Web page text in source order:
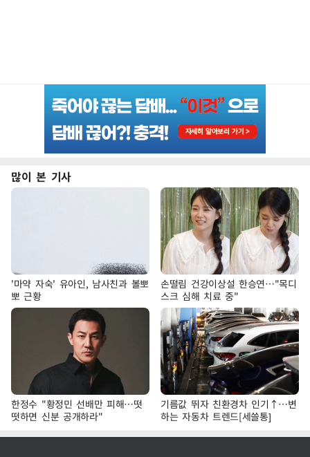
많이 본 기사
'마약 자숙' 유아인, 남사친과 볼뽀
뽀 근황
손떨림 건강이상설 한승연…"목디
스크 심해 치료 중"
한정수 "황정민 선배만 피해…떳
떳하면 신분 공개하라"
기름값 뛰자 친환경차 인기↑…변
하는 자동차 트렌드[세쓸통]